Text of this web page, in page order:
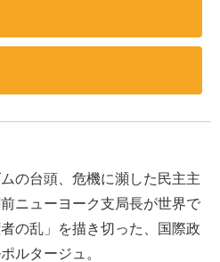
の台頭、危機に瀕した民主主
ニューヨーク支局長が世界で
の乱」を描き切った、国際政
ルタージュ。